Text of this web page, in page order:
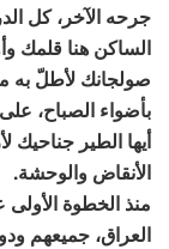
جرحه الآخر، كل
الساكن هنا قلمك
صولجانك لأطلّ به
بأضواء الصباح،
أيها الطير
الأنقاض والوحشة.
منذ الخطوة الأولى
العراق، جميعهم